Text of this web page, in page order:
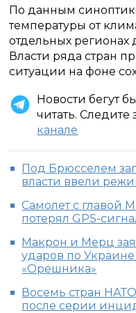
По данным
температуры от
отдельных регионах
Власти ряда стран
ситуации на фоне
Новости бегут
читать.
канале
Под Брюсселем
власти ввели
Самолет с главой
потерял GPS-
Макрон и Мерц
ударов по
«Орешника»
Восемь стран
после серии